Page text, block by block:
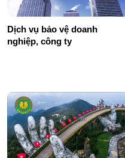
Dịch vụ bảo vệ doanh
nghiệp, công ty